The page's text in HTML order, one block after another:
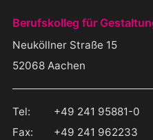
Berufskolleg für
Neuköllner Straße 15
52068 Aachen
Deutschland
Tel:
+49 241 95881-0
Fax:
+49 241 962233